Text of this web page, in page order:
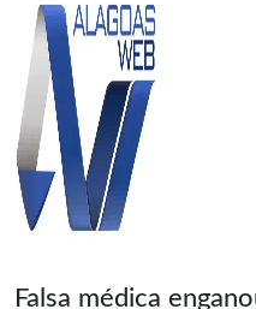
Falsa médica